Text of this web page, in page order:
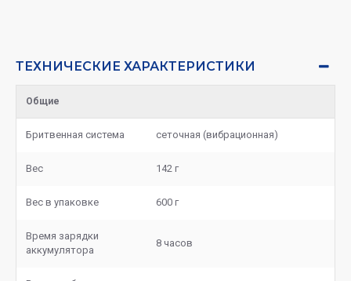
ТЕХНИЧЕСКИЕ ХАРАКТЕРИСТИКИ
Общие
Бритвенная система сеточная (вибрационная)
Вес 142 г
Вес в упаковке 600 г
Время зарядки
аккумулятора
8 часов